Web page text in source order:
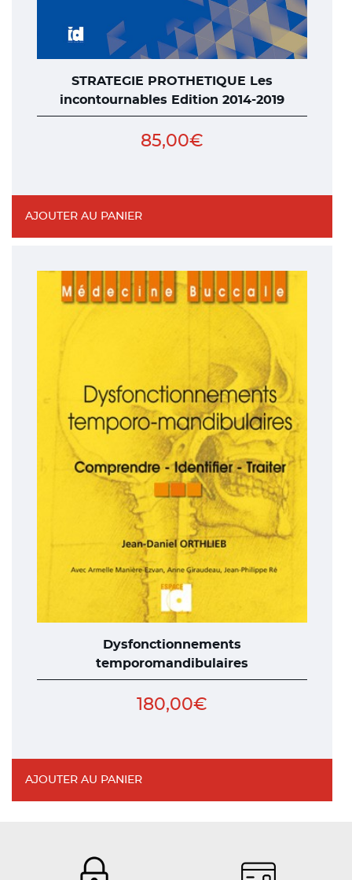
STRATEGIE PROTHETIQUE Les
incontournables Edition 2014-2019
85,00€
AJOUTER AU PANIER
Dysfonctionnements
temporomandibulaires
180,00€
AJOUTER AU PANIER